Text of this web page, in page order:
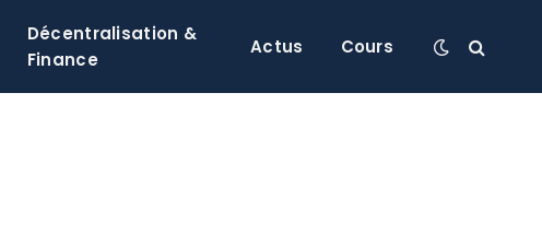
Décentralisation &
Finance
Actus Cours